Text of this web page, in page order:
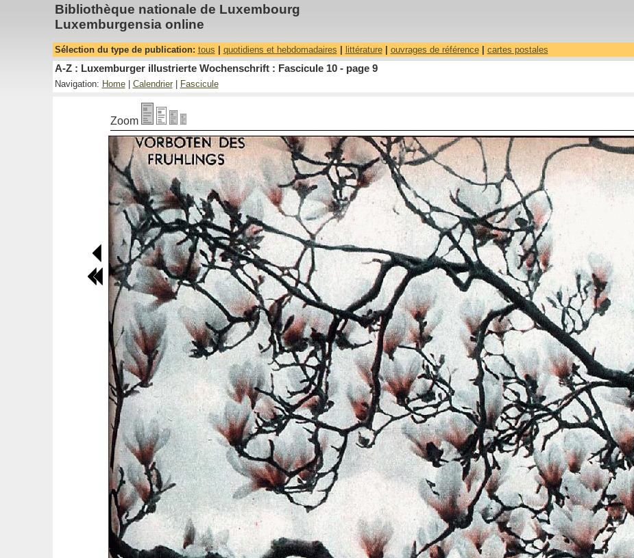
Bibliothèque nationale de Luxembourg
Luxemburgensia online
Sélection du type de publication: tous quotidiens et hebdomadaires littérature| ouvrages de référence| cartes postales
A-Z : Luxemburger illustrierte Wochenschrift : Fascicule 10 - page 9
Navigation: Home| Calendrier| Fascicule
Zoom